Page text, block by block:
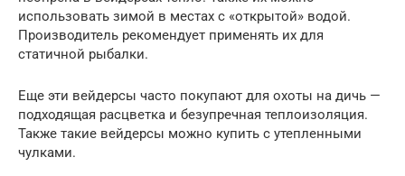
использовать зимой в местах с «открытой» водой.
Производитель рекомендует применять их для
статичной рыбалки.
Еще эти вейдерсы часто покупают для охоты на дичь —
подходящая расцветка и безупречная теплоизоляция.
Также такие вейдерсы можно купить с утепленными
чулками.